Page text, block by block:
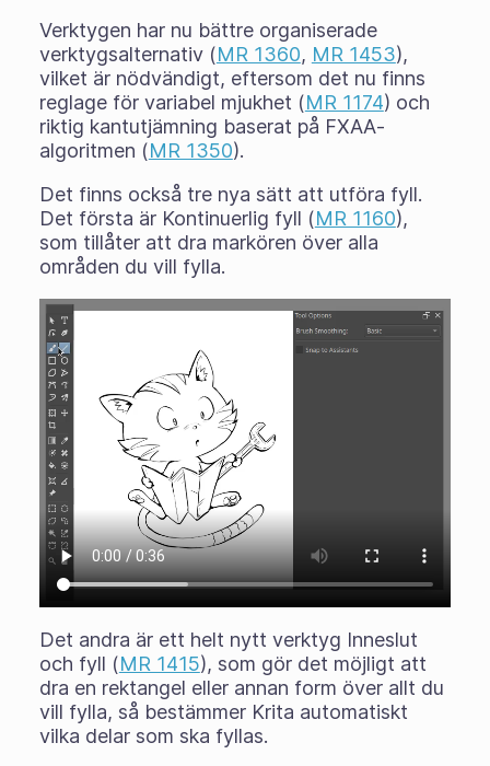
Verktygen har nu bättre organiserade
verktygsalternativ (MR 1360, MR 1453),
vilket är nödvändigt, eftersom det nu finns
reglage för variabel mjukhet (MR 1174) och
riktig kantutjämning baserat på FXAA-
algoritmen (MR 1350).
Det finns också tre nya sätt att utföra fyll.
Det första är Kontinuerlig fyll (MR 1160),
som tillåter att dra markören över alla
områden du vill fylla.
Det andra är ett helt nytt verktyg Inneslut
och fyll (MR 1415), som gör det möjligt att
dra en rektangel eller annan form över allt du
vill fylla, så bestämmer Krita automatiskt
vilka delar som ska fyllas.